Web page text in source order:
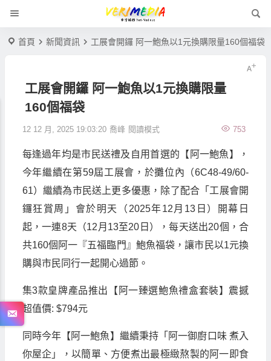
首頁 新聞資訊 工展會開鑼 阿一鮑魚以1元換購限量160個福袋
工展會開鑼 阿一鮑魚以1元換購限量
160個福袋
12 12 月, 2025 19:03:20 喬峰 753
閱讀模式
每逢過年均是市民送禮及自用首選的【阿一鮑魚】，
今年繼續在第59屆工展會，於攤位內（6C48-49/60-
61）繼續為市民送上更多優惠，除了配合「工展會開
鑼狂賞周」會於明天（ 2025年12 月 13日）開幕日
起，一連8天（12 月 13至20 日），每天送出20個，合
共160個阿一『五福臨門』鮑魚福袋，讓市民以1元換
購與市民同行一起開心過節。
集3款皇牌產品推出【阿一臻選鮑魚禮盒套裝】震撼
超值價: $794元
同時今年【阿一鮑魚】繼續秉持「阿一御廚口味 煮入
你屋企」，以簡單、方便煮出最極緻熬製的阿一即食